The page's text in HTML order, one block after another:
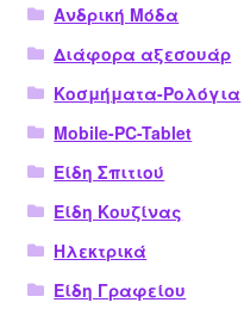
Ανδρική Μόδα
Διάφορα αξεσουάρ
Κοσμήματα-Ρολόγια
Mobile-PC-Tablet
Είδη Σπιτιού
Είδη Κουζίνας
Ηλεκτρικά
Είδη Γραφείου